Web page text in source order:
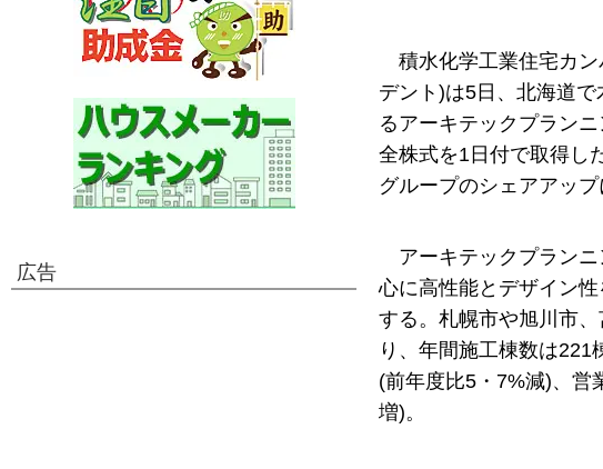
積水化学工業住宅カ
デント)は5日、北海道
るアーキテックプラン
全株式を1日付で取得し
グループのシェアアップ
アーキテックプラン
心に高性能とデザイン
する。札幌市や旭川市
り、年間施工棟数は221
(前年度比5・7%減)、営
増)。
広告